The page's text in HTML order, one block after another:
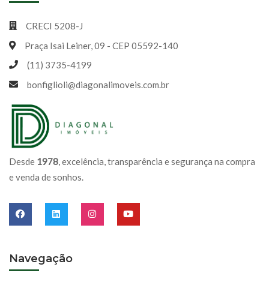
Desde 1978, excelência, transparência e segurança na compra
e venda de sonhos.
Navegação
CRECI 5208-J
Praça Isai Leiner, 09 - CEP 05592-140
(11) 3735-4199
bonfiglioli@diagonalimoveis.com.br